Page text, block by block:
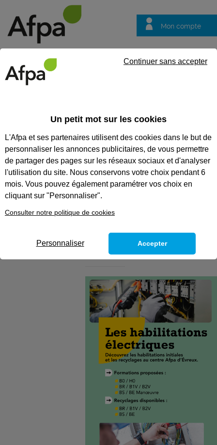
Mon compte
questions
Fil info
Découvrez les
habilitations
initiales et les
recyclages au
centre Afpa
d’Évreux.
Un petit mot sur les cookies
L'Afpa et ses partenaires utilisent des cookies dans le but de
personnaliser les annonces publicitaires, de vous permettre
de partager des pages sur les réseaux sociaux et d'analyser
l'utilisation du site. Nous conservons votre choix pendant 6
mois. Vous pouvez également paramétrer vos choix en
cliquant sur "Personnaliser".
Consulter notre politique de cookies
Continuer sans accepter
Personnaliser Accepter